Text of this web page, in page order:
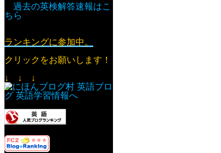
過去の英検解答速報はこ
ちら
ランキングに参加中。
クリックをお願いします！
↓ ↓ ↓